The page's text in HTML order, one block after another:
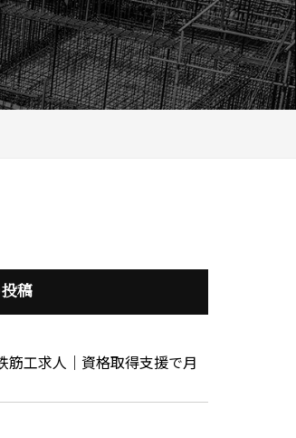
稿
筋工求人｜資格取得支援で月